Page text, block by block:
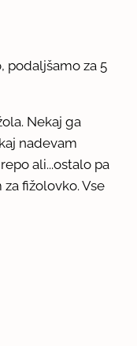
podaljšamo za 5
Nekaj ga
nadevam
ali...ostalo pa
fižolovko. Vse